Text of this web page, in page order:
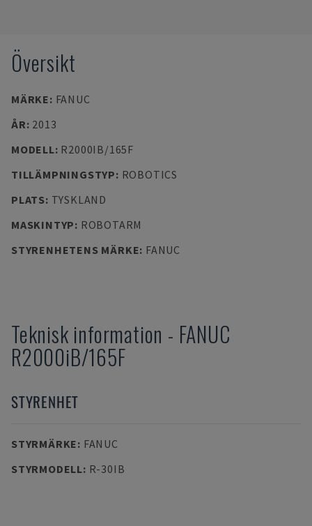
Översikt
MÄRKE: FANUC
ÅR: 2013
MODELL: R2000IB/165F
TILLÄMPNINGSTYP: ROBOTICS
PLATS: TYSKLAND
MASKINTYP: ROBOTARM
STYRENHETENS MÄRKE: FANUC
Teknisk information - FANUC
R2000iB/165F
STYRENHET
STYRMÄRKE: FANUC
STYRMODELL: R-30IB